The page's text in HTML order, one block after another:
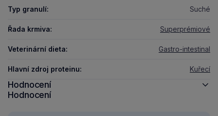
Typ granulí: Suché
Řada krmiva: Superprémiové
Veterinární dieta: Gastro-intestinal
Hlavní zdroj proteinu: Kuřecí
Hodnocení
Hodnocení